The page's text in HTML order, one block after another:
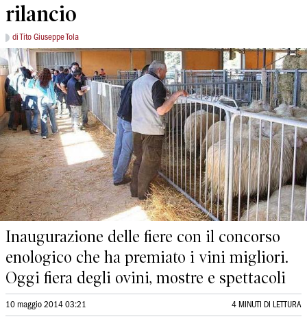
rilancio
di Tito Giuseppe Tola
Inaugurazione delle fiere con il concorso
enologico che ha premiato i vini migliori.
Oggi fiera degli ovini, mostre e spettacoli
10 maggio 2014 03:21 4 MINUTI DI LETTURA